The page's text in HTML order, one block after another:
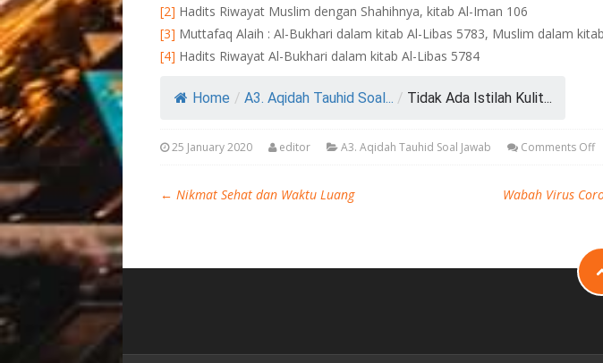
[2] Hadits Riwayat Muslim dengan Shahihnya, kitab Al-Iman 106
[3] Muttafaq Alaih : Al-Bukhari dalam kitab Al-Libas 5783, Muslim dalam
[4] Hadits Riwayat Al-Bukhari dalam kitab Al-Libas 5784
Home / A3. Aqidah Tauhid Soal... / Tidak Ada Istilah Kulit...
25 January 2020 editor A3. Aqidah Tauhid Soal Jawab Comments Off
← Nikmat Sehat dan Waktu Luang Wabah Virus